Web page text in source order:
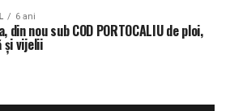
6 ani
din nou sub COD PORTOCALIU de ploi,
și vijelii